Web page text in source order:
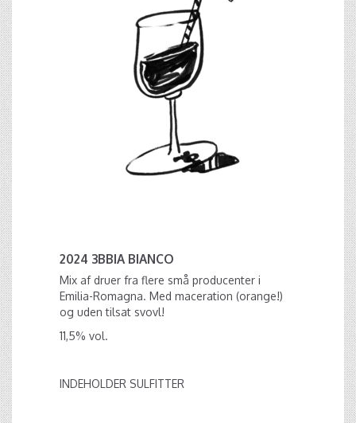
2024 3BBIA BIANCO
Mix af druer fra flere små producenter i
Emilia-Romagna. Med maceration (orange!)
og uden tilsat svovl!
11,5% vol.
INDEHOLDER SULFITTER